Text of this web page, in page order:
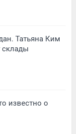
Татьяна Ким
склады
известно о